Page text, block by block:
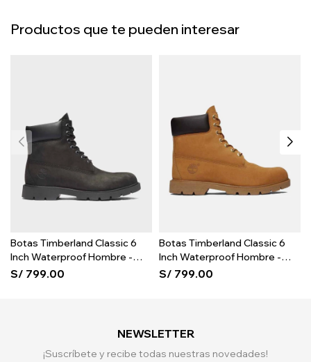
Productos que te pueden interesar
Botas Timberland Classic 6
Inch Waterproof Hombre -
Black
S/ 799.00
Botas Timberland Classic 6
Inch Waterproof Hombre -
Wheat
S/ 799.00
NEWSLETTER
¡Suscríbete y recibe todas nuestras novedades!